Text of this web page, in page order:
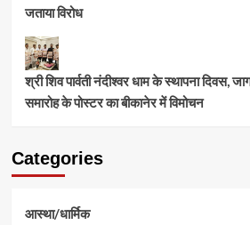
जताया विरोध
श्री शिव पार्वती नंदीश्वर धाम के स्थापना दिवस,
समारोह के पोस्टर का बीकानेर में विमोचन
Categories
आस्था/धार्मिक